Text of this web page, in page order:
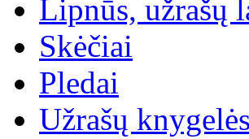
Lipnūs, užrašų
Skėčiai
Pledai
Užrašų knygelės